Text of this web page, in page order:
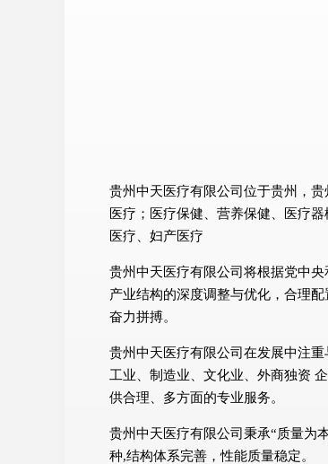
贵州中天医疗有限公司位于贵州，
医疗；医疗保健、营养保健、医疗
医疗、妇产医疗
贵州中天医疗有限公司将根据党中
产业结构的深度调整与优化，合理
奋力拼搏。
贵州中天医疗有限公司在发展中注
工业、制造业、文化业、外商独资
供合理、多方面的专业服务。
贵州中天医疗有限公司秉承“质量为
种,结构体系完善，性能质量稳定。